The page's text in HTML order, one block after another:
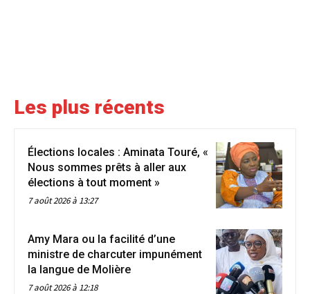
Les plus récents
Élections locales : Aminata Touré, «
Nous sommes prêts à aller aux
élections à tout moment »
7 août 2026 à 13:27
Amy Mara ou la facilité d’une
ministre de charcuter impunément
la langue de Molière
7 août 2026 à 12:18